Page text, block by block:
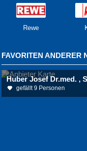
Rewe
FAVORITEN ANDERER
gefällt 9 Personen